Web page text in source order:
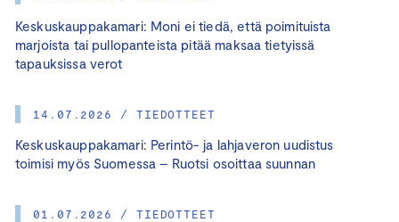
Keskuskauppakamari: Moni ei tiedä, että poimituista
marjoista tai pullopanteista pitää maksaa tietyissä
tapauksissa verot
14.07.2026 / TIEDOTTEET
Keskuskauppakamari: Perintö- ja lahjaveron uudistus
toimisi myös Suomessa – Ruotsi osoittaa suunnan
01.07.2026 / TIEDOTTEET